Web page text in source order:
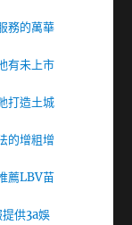
務的萬華
有未上市
打造土城
的增粗增
薦LBV苗
供3a娛